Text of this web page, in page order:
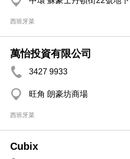
西班牙菜
萬怡投資有限公司
3427 9933
旺角 朗豪坊商場
西班牙菜
Cubix